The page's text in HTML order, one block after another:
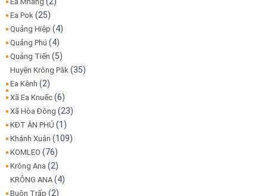
Ea Pok (25)
Quảng Hiệp (4)
Quảng Phú (4)
Quảng Tiến (5)
Huyện Krông Păk (35)
Ea Kênh (2)
Xã Ea Knuếc (6)
Xã Hòa Đông (23)
KĐT ÂN PHÚ (1)
Khánh Xuân (109)
KOMLEO (76)
Krông Ana (2)
KRÔNG ANA (4)
Buôn Trấp (2)